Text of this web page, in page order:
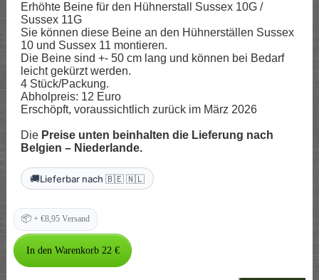
Erhöhte Beine für den Hühnerstall Sussex 10G /
Sussex 11G
Sie können diese Beine an den Hühnerställen Sussex
10 und Sussex 11 montieren.
Die Beine sind +- 50 cm lang und können bei Bedarf
leicht gekürzt werden.
4 Stück/Packung.
Abholpreis: 12 Euro
Erschöpft, voraussichtlich zurück im März 2026
Die Preise unten beinhalten die Lieferung nach
Belgien – Niederlande.
🚚Lieferbar nach 🇧🇪 🇳🇱
📦 + €8,95 Versand